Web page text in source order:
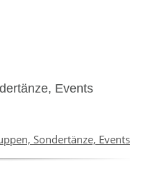
Events
Sondertänze, Events